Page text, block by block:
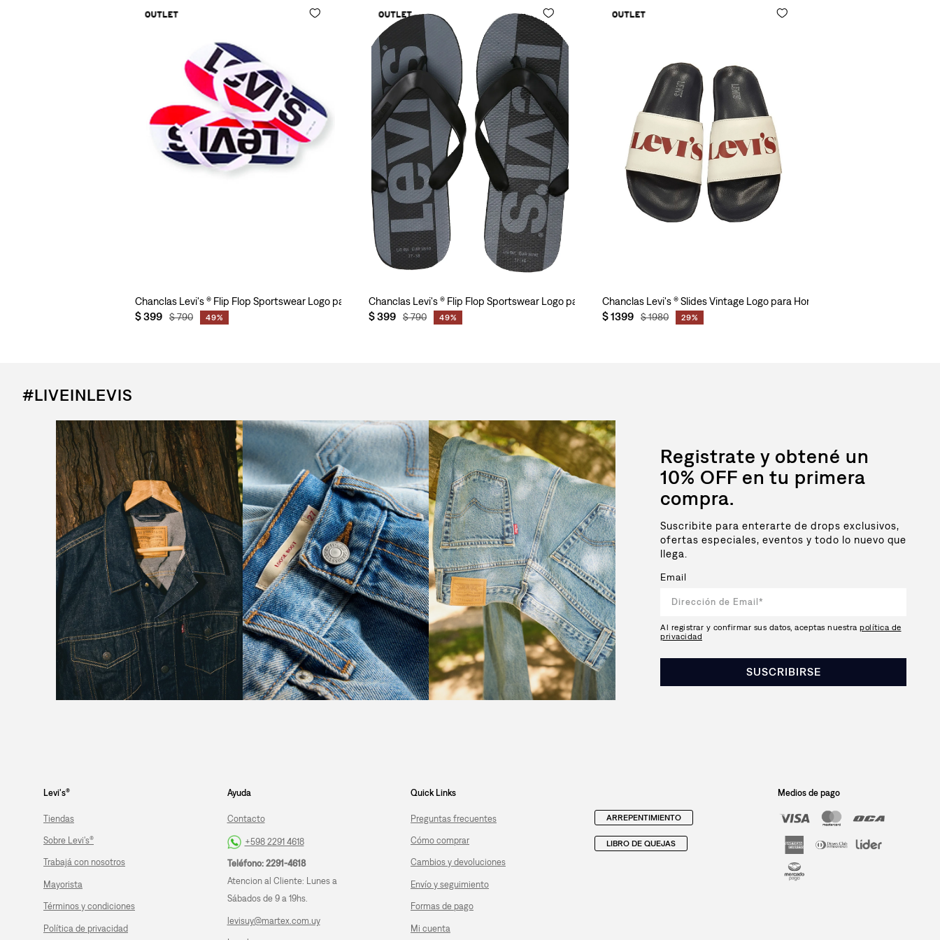
Chanclas Levi's ® Flip Flop Sportswear Logo para Hombre
$399 $790 49%
Chanclas Levi's ® Flip Flop Sportswear Logo para Hombre
$399 $790 49%
Chanclas Levi's ® Slides Vintage Logo para Hombre
$1399 $1980 29%
#LIVEINLEVIS
Registrate y obtené un
10% OFF en tu primera
compra.
Suscribite para enterarte de drops exclusivos,
ofertas especiales, eventos y todo lo nuevo que
llega.
Email
Al registrar y confirmar sus datos, aceptas nuestra política de
privacidad
SUSCRIBIRSE
Levi's®
Tiendas
Sobre Levi's®
Trabajá con nosotros
Mayorista
Términos y condiciones
Política de privacidad
Ayuda
Contacto
+598 2291 4618
Teléfono: 2291-4618
Atencion al Cliente: Lunes a
Sábados de 9 a 19hs.
levisuy@martex.com.uy
Quick Links
Preguntas frecuentes
Cómo comprar
Cambios y devoluciones
Envío y seguimiento
Formas de pago
Mi cuenta
ARREPENTIMIENTO
LIBRO DE QUEJAS
Medios de pago